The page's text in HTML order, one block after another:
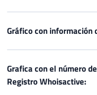
Gráfico con información
Grafica con el número
Registro Whoisactive: